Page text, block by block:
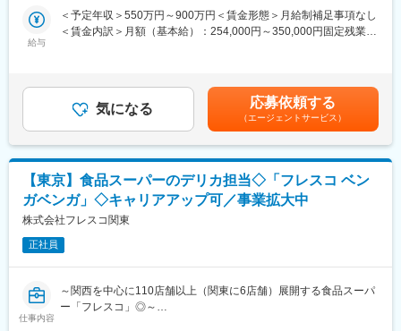
変更の範囲：会社の定める業務
基板レイアウト/AW設計までが主な対応範囲です。
また委託先工場での試作製造や量産製造のセットアップのフォロ
ーまで一貫して対応しますので実際に作っている実感を得ながら
※入社後はOJTにて一連の流れを理解して基板レイアウト/AWを実
作業として進めるところから始めていただきます。半導体製造装
置関連の案件が多く、一人2～3件程を1年単位で担当します。
(1)仕様書の作成・ファームウェア設計・回路設計・基板レイアウ
ト/AW設計：お客様からの要望をもとに「どの部品を使用する
か」「長期供給できるか」を相談の上、仕様を決定。
品質な製品の開発を目指します。
(2)仕上がった製品のデバック・納品：外部の工場で完成した製品
クライアントへ納品します。
給与
＜予定年収＞550万円～900万円＜賃金形態＞月給制補足事項なし
＜賃金内訳＞月額（基本給）：254,000円～350,000円固定残業手
の賞与は4か月分（下回らない金額）で計算。あくまで参考値の
為、入社時の経験や能力を考慮の上決定します。■昇給：年1回■
賞与：年2回+特別賞与(平均6か月分)※前年度実績賃金はあくまで
も目安の金額であり、選考を通じて上下する可能性があります。
月給(月額)は固定手当を含めた表記です。
気になる 応募依頼する
（エージェントサービス）
【東京】食品スーパーのデリカ担当◇「フレスコ ベン
ガベンガ」◇キャリアアップ可／事業拡大中
株式会社フレスコ関東
正社員
仕事内容
～関西を中心に110店舗以上（関東に6店舗）展開する食品スーパ
ー「フレスコ」◎～